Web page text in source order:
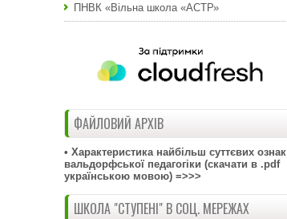
ПНВК «Вільна школа «АСТР»
ФАЙЛОВИЙ АРХІВ
• Характеристика найбільш суттєвих ознак
вальдорфської педагогіки (скачати в .pdf
українською мовою) =>>>
ШКОЛА "СТУПЕНІ" В СОЦ. МЕРЕЖАХ